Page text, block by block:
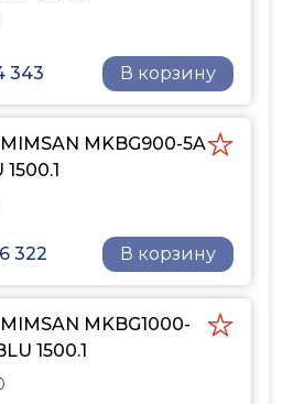
343 В корзину
MKBG900-5A
322 В корзину
MKBG1000-
1500.1